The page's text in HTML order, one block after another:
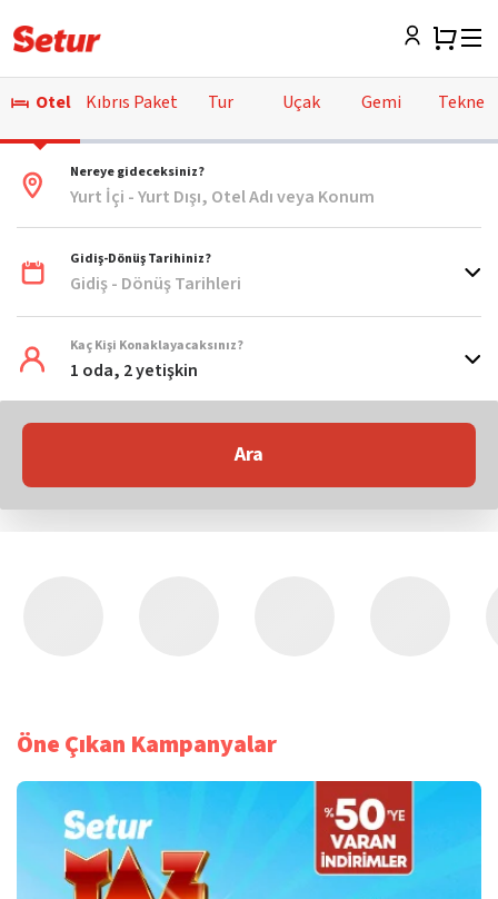
Otel Kıbrıs Paket Tur Uçak Gemi Tekne
Nereye gideceksiniz?
Yurt İçi - Yurt Dışı, Otel Adı veya Konum
Gidiş-Dönüş Tarihiniz?
Gidiş - Dönüş Tarihleri
Kaç Kişi Konaklayacaksınız?
1 oda, 2 yetişkin
Ara
Öne Çıkan Kampanyalar